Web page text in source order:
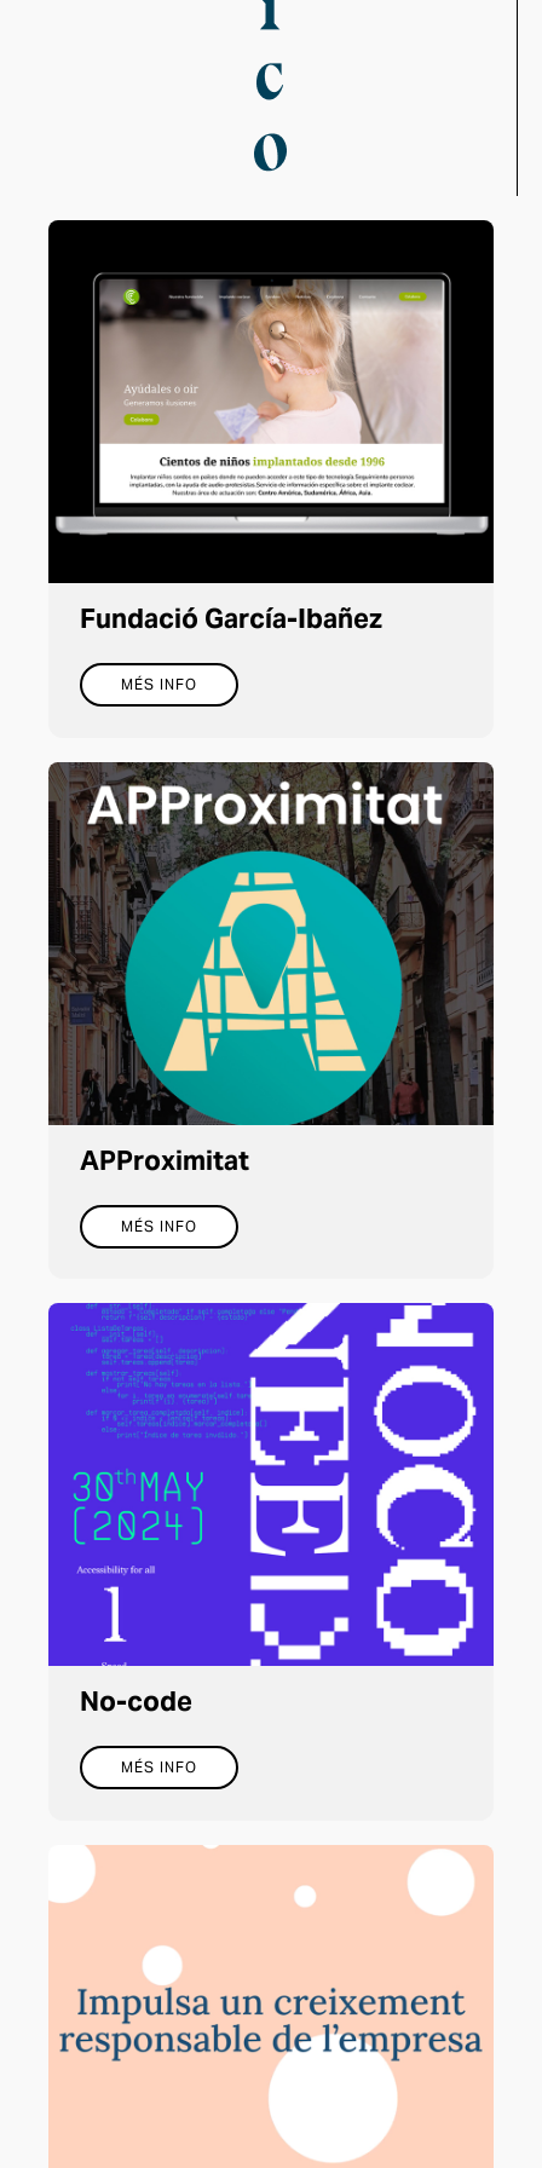
Fundació García-Ibañez
MÉS INFO
APProximitat
MÉS INFO
No-code
MÉS INFO